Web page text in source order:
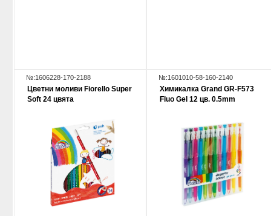
№:1606228-170-2188
Цветни моливи Fiorello Super
Soft 24 цвята
№:1601010-58-160-2140
Химикалка Grand GR-F573
Fluo Gel 12 цв. 0.5mm